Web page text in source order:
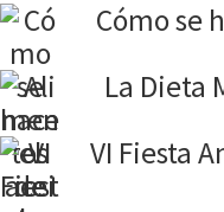
Cómo se
La Dieta
VI Fiesta